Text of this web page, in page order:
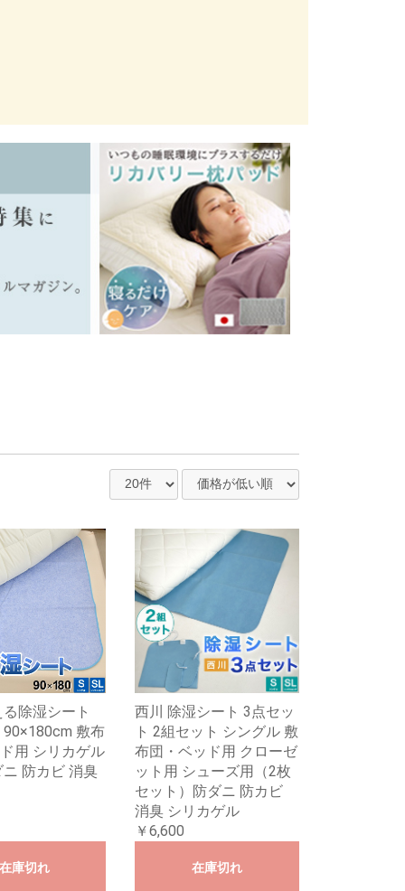
除湿シート
敷布
用 シリカゲル
防カビ 消臭
庫切れ
西川 除湿シート 3点セッ
ト 2組セット シングル 敷
布団・ベッド用 クローゼ
ット用 シューズ用（2枚
セット）防ダニ 防カビ
消臭 シリカゲル
￥6,600
在庫切れ